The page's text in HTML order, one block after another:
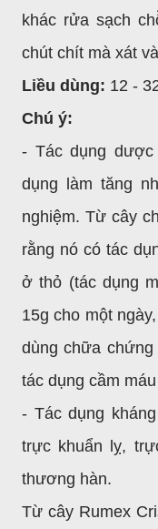
khác rửa sạch
chút chít mà xát
Liều dùng: 12 -
Chú ý:
- Tác dụng
dụng làm tăng
nghiệm. Từ cây
rằng nó có tác
ở thỏ (tác dụng
15g cho một
dùng chữa
tác dụng cầm
- Tác dụng
trực khuẩn lỵ,
thương hàn.
Từ cây Rumex